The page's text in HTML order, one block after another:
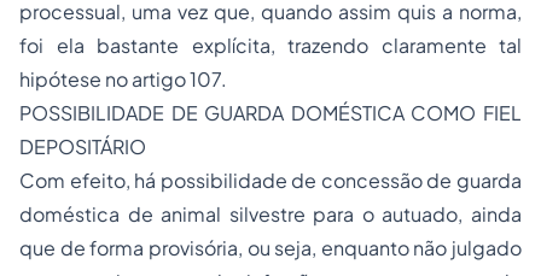
processual, uma vez que, quando assim quis a norma,
foi ela bastante explícita, trazendo claramente tal
hipótese no artigo 107.
POSSIBILIDADE DE GUARDA DOMÉSTICA COMO FIEL
DEPOSITÁRIO
Com efeito, há possibilidade de concessão de guarda
doméstica de animal silvestre para o autuado, ainda
que de forma provisória, ou seja, enquanto não julgado